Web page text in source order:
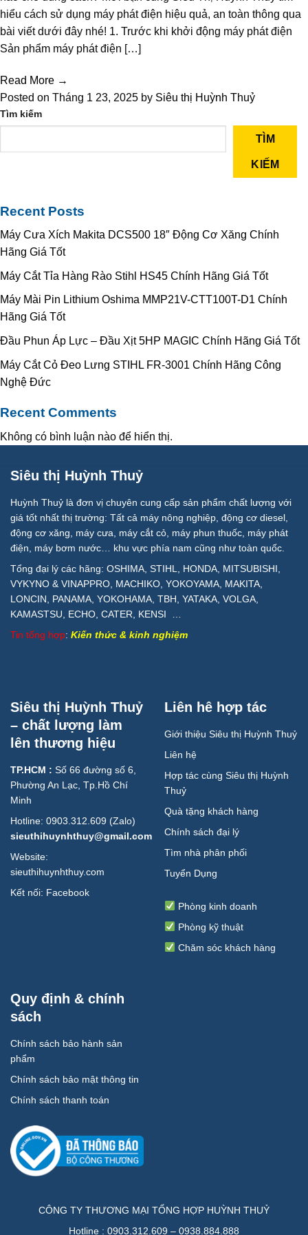
hiểu cách sử dụng máy phát điện hiệu quả, an toàn thông qua
bài viết dưới đây nhé! 1. Trước khi khởi động máy phát điện
Sản phẩm máy phát điện […]
Read More →
Posted on Tháng 1 23, 2025 by Siêu thị Huỳnh Thuỷ
Tìm kiếm
TÌM
KIẾM
Recent Posts
Máy Cưa Xích Makita DCS500 18″ Động Cơ Xăng Chính
Hãng Giá Tốt
Máy Cắt Tỉa Hàng Rào Stihl HS45 Chính Hãng Giá Tốt
Máy Mài Pin Lithium Oshima MMP21V-CTT100T-D1 Chính
Hãng Giá Tốt
Đầu Phun Áp Lực – Đầu Xịt 5HP MAGIC Chính Hãng Giá Tốt
Máy Cắt Cỏ Đeo Lưng STIHL FR-3001 Chính Hãng Công
Nghệ Đức
Recent Comments
Không có bình luận nào để hiển thị.
Siêu thị Huỳnh Thuỷ
Huỳnh Thuỷ là đơn vị chuyên cung cấp sản phẩm chất lượng với
giá tốt nhất thị trường: Tất cả máy nông nghiệp, động cơ diesel,
động cơ xăng, máy cưa, máy cắt cỏ, máy phun thuốc, máy phát
điện, máy bơm nước… khu vực phía nam cũng như toàn quốc.
Tổng đại lý các hãng: OSHIMA, STIHL, HONDA, MITSUBISHI,
VYKYNO & VINAPPRO, MACHIKO, YOKOYAMA, MAKITA,
LONCIN, PANAMA, YOKOHAMA, TBH, YATAKA, VOLGA,
KAMASTSU, ECHO, CATER, KENSI …
Tin tổng hợp: Kiến thức & kinh nghiệm
Siêu thị Huỳnh Thuỷ
– chất lượng làm
lên thương hiệu
TP.HCM : Số 66 đường số 6,
Phường An Lạc, Tp.Hồ Chí
Minh
Hotline: 0903.312.609 (Zalo)
sieuthihuynhthuy@gmail.com
Website:
sieuthihuynhthuy.com
Kết nối: Facebook
Liên hê hợp tác
Giới thiệu Siêu thị Huỳnh Thuỷ
Liên hệ
Hợp tác cùng Siêu thị Huỳnh
Thuỷ
Quà tặng khách hàng
Chính sách đại lý
Tìm nhà phân phối
Tuyển Dụng
Phòng kinh doanh
Phòng kỹ thuật
Chăm sóc khách hàng
Quy định & chính
sách
Chính sách bảo hành sản
phẩm
Chính sách bảo mật thông tin
Chính sách thanh toán
CÔNG TY THƯƠNG MẠI TỔNG HỢP HUỲNH THUỶ
Hotline : 0903.312.609 – 0938.884.888